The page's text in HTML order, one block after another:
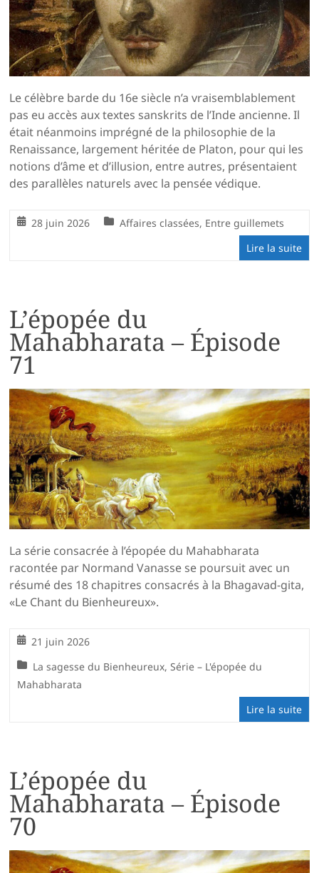
Le célèbre barde du 16e siècle n’a vraisemblablement
pas eu accès aux textes sanskrits de l’Inde ancienne. Il
était néanmoins imprégné de la philosophie de la
Renaissance, largement héritée de Platon, pour qui les
notions d’âme et d’illusion, entre autres, présentaient
des parallèles naturels avec la pensée védique.
28 juin 2026 Affaires classées, Entre guillemets
Lire la suite
L’épopée du
Mahabharata – Épisode
71
La série consacrée à l’épopée du Mahabharata
racontée par Normand Vanasse se poursuit avec un
résumé des 18 chapitres consacrés à la Bhagavad-gita,
«Le Chant du Bienheureux».
21 juin 2026
La sagesse du Bienheureux, Série – L'épopée du
Mahabharata
Lire la suite
L’épopée du
Mahabharata – Épisode
70